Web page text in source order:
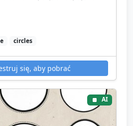
circles
się, aby pobrać
AI